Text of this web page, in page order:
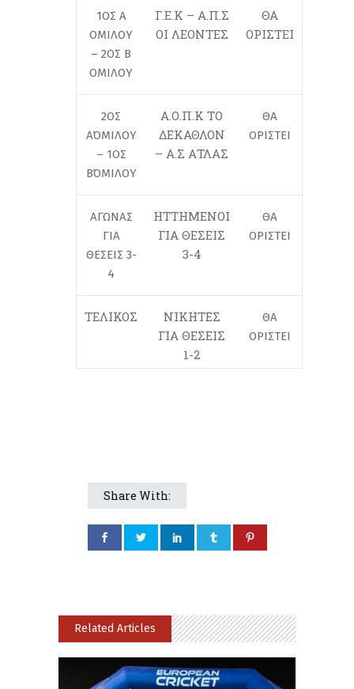
1ΟΣ Α
ΟΜΙΛΟΥ
– 2ΟΣ Β
ΟΜΙΛΟΥ
Γ.Ε.Κ – Α.Π.Σ
ΟΙ ΛΕΟΝΤΕΣ
ΘΑ
ΟΡΙΣΤΕΙ
2ΟΣ
Α΄ΟΜΙΛΟΥ
– 1ΟΣ
Β΄ΟΜΙΛΟΥ
Α.Ο.Π.Κ ΤΟ
ΔΕΚΑΘΛΟΝ
– Α.Σ ΑΤΛΑΣ
ΘΑ
ΟΡΙΣΤΕΙ
ΑΓΩΝΑΣ
ΓΙΑ
ΘΕΣΕΙΣ 3-
4
ΗΤΤΗΜΕΝΟΙ
ΓΙΑ ΘΕΣΕΙΣ
3-4
ΘΑ
ΟΡΙΣΤΕΙ
ΤΕΛΙΚΟΣ
ΝΙΚΗΤΕΣ
ΓΙΑ ΘΕΣΕΙΣ
1-2
ΘΑ
ΟΡΙΣΤΕΙ
Share With:
Related Articles